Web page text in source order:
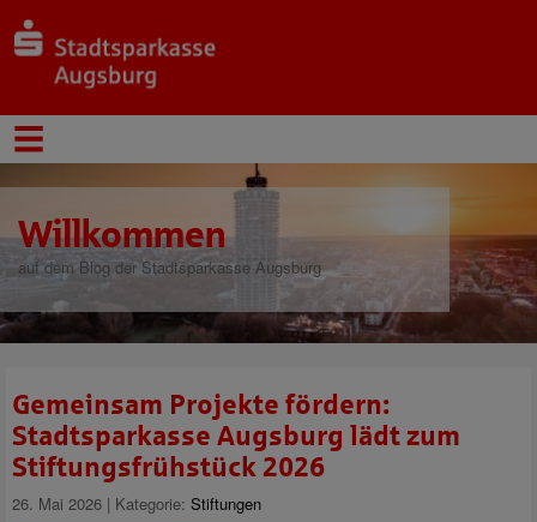
Willkommen
auf dem Blog der Stadtsparkasse Augsburg
Gemeinsam Projekte fördern:
Stadtsparkasse Augsburg lädt zum
Stiftungsfrühstück 2026
26. Mai 2026 | Kategorie: Stiftungen